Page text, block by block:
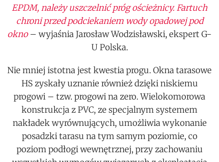
EPDM, należy uszczelnić próg ościeżnicy. Fartuch
chroni przed podciekaniem wody opadowej pod
okno– wyjaśnia Jarosław Wodzisławski, ekspert G-
U Polska.
Nie mniej istotna jest kwestia progu. Okna tarasowe
HS zyskały uznanie również dzięki niskiemu
progowi – tzw. progowi na zero. Wielokomorowa
konstrukcja z PVC, ze specjalnym systemem
nakładek wyrównujących, umożliwia wykonanie
posadzki tarasu na tym samym poziomie, co
poziom podłogi wewnętrznej, przy zachowaniu